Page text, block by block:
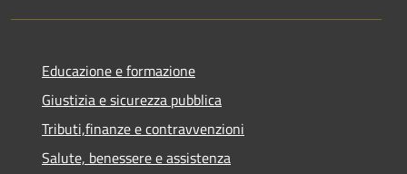
Educazione e formazione
Giustizia e sicurezza pubblica
Tributi,finanze e contravvenzioni
Salute, benessere e assistenza